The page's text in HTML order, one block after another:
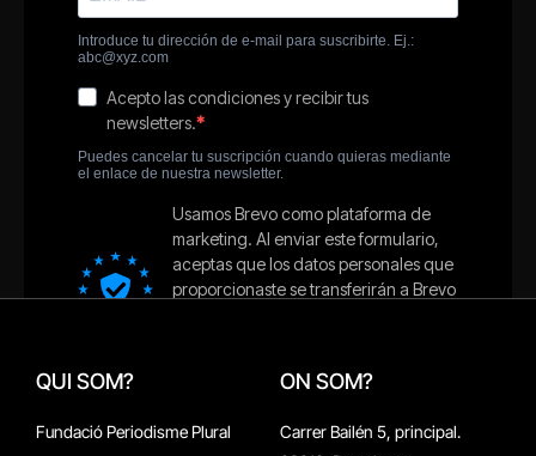
QUI SOM?
Fundació Periodisme Plural
ON SOM?
Carrer Bailén 5, principal.